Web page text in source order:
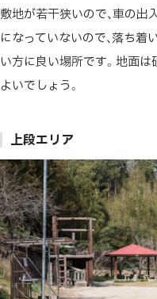
敷地が若干狭いので、車の出
になっていないので、落ち
い方に良い場所です。地面は
よいでしょう。
上段エリア